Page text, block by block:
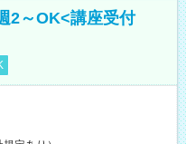
2～OK<講座受付